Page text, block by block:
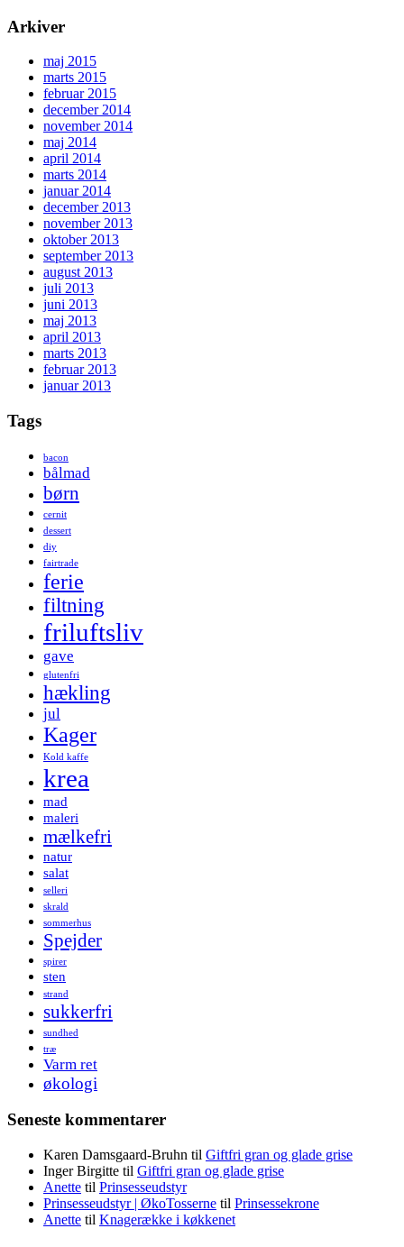
Arkiver
maj 2015
marts 2015
februar 2015
december 2014
november 2014
maj 2014
april 2014
marts 2014
januar 2014
december 2013
november 2013
oktober 2013
september 2013
august 2013
juli 2013
juni 2013
maj 2013
april 2013
marts 2013
februar 2013
januar 2013
Tags
bacon
bålmad
børn
cernit
dessert
diy
fairtrade
ferie
filtning
friluftsliv
gave
glutenfri
hækling
jul
Kager
Kold kaffe
krea
mad
maleri
mælkefri
natur
salat
selleri
skrald
sommerhus
Spejder
spirer
sten
strand
sukkerfri
sundhed
træ
Varm ret
økologi
Seneste kommentarer
Karen Damsgaard-Bruhn til Giftfri gran og glade grise
Inger Birgitte til Giftfri gran og glade grise
Anette til Prinsesseudstyr
Prinsesseudstyr | ØkoTosserne til Prinsessekrone
Anette til Knagerække i køkkenet